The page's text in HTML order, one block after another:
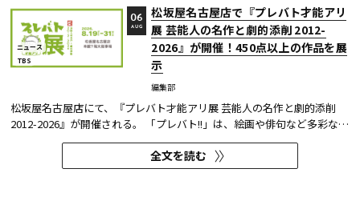
ニュース
TBS
松坂屋名古屋店で『プレバト才能アリ
展 芸能人の名作と劇的添削 2012-
2026』が開催！450点以上の作品を展
示
編集部
06
AUG
松坂屋名古屋店にて、『プレバト才能アリ展 芸能人の名作と劇的添削
2012-2026』が開催される。 「プレバト!!」は、絵画や俳句など多彩な芸
術ジャンルに芸能人が挑戦し、その作品を超一流の講師陣が才能アリ/ナ
シで厳しく査定する教養バラエティー番組だ。 本展では、定番ジャンル
の俳句・水彩画から、大漁旗や黒板アートといった巨大作品...
全文を読む